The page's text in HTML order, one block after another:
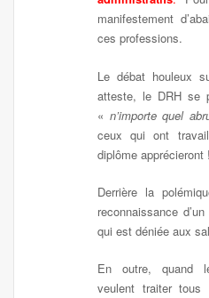
manifestement
ces professions.
Le débat houleux
atteste, le DRH se
« n’importe quel
ceux qui ont
diplôme apprécieront
Derrière la
reconnaissance
qui est déniée aux
En outre, quand
veulent traiter tous